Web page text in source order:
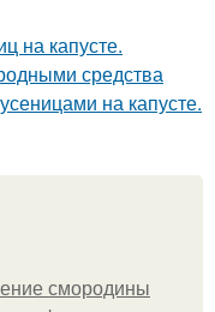
на капусте.
средства
на капусте.
смородины